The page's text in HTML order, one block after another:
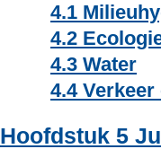
4.1
4.2
4.3 Water
4.4
Hoofdstuk 5